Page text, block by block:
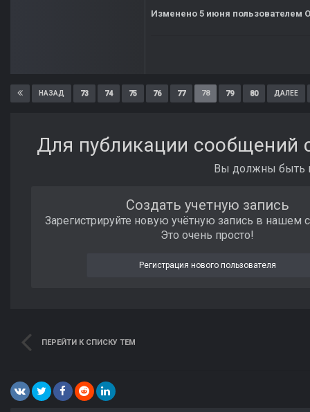
Изменено 5 июня пользователем
НАЗАД 73 74 75 76 77 78 79 80 ДАЛЕЕ
Для публикации сообщений
Вы должны быть
Создать учетную запись
Зарегистрируйте новую учётную запись в нашем
Это очень просто!
Регистрация нового пользователя
ПЕРЕЙТИ К СПИСКУ ТЕМ